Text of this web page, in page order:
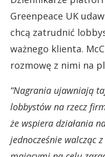
Greenpeace UK
chcą zatrudnić
ważnego klienta.
rozmowę z nimi na
“Nagrania ujawniają
lobbystów na rzecz
że wspiera działania
jednocześnie walcząc